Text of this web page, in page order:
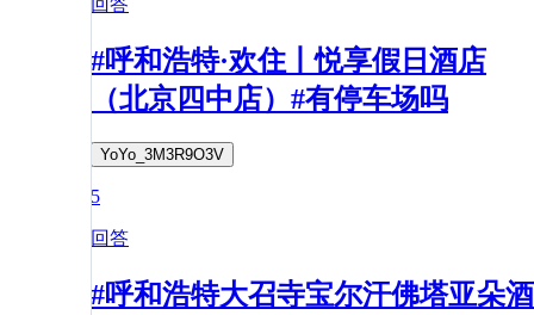
#呼和浩特·欢住丨悦享假日酒店
（北京四中店）#有停车场吗
YoYo_3M3R9O3V
5
回答
#呼和浩特大召寺宝尔汗佛塔亚朵酒